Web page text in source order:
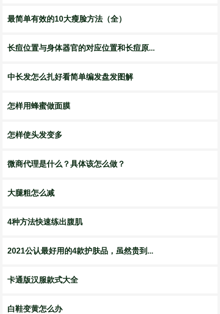
最简单有效的10大瘦脸方法（全）
长痘位置与身体器官的对应位置和长痘原...
中长发怎么扎好看简单编发盘发图解
怎样用蜂蜜做面膜
怎样使头发变多
微商代理是什么？具体该怎么做？
大腿粗怎么减
4种方法快速练出腹肌
2021公认最好用的4款护肤品，虽然贵到...
卡通版汉服款式大全
白鞋变黄怎么办